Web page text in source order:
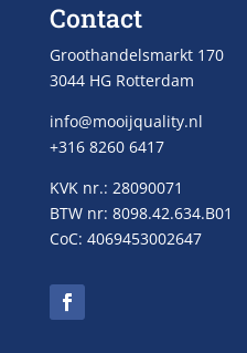
Contact
Groothandelsmarkt 170
3044 HG Rotterdam
info@mooijquality.nl
+316 8260 6417
KVK nr.: 28090071
BTW nr: 8098.42.634.B01
CoC: 4069453002647